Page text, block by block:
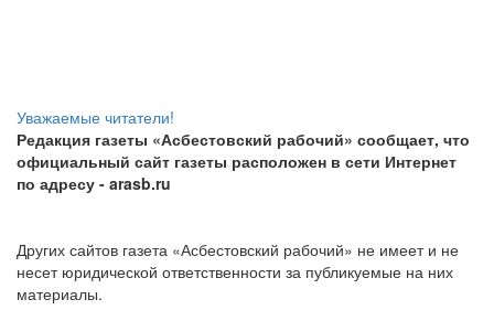
Уважаемые читатели!
Редакция газеты «Асбестовский рабочий» сообщает, что
официальный сайт газеты расположен в сети Интернет
по адресу - arasb.ru
Других сайтов газета «Асбестовский рабочий» не имеет и не
несет юридической ответственности за публикуемые на них
материалы.